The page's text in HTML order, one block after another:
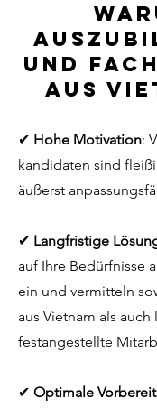
und
aus
✔ Hohe Motivation:
kandidaten sind
äußerst
✔ Langfristige
auf Ihre Bedürfnisse
ein und vermitteln
aus Vietnam als
festangestellte
✔ Optimale